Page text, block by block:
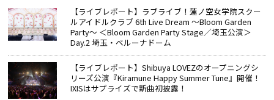
【ライブレポート】ラブライブ！蓮ノ空女学院スクー
ルアイドルクラブ 6th Live Dream ～Bloom Garden
Party～ ＜Bloom Garden Party Stage／埼玉公演＞
Day.2 埼玉・ベルーナドーム
【ライブレポート】Shibuya LOVEZのオープニングシ
リーズ公演『Kiramune Happy Summer Tune』開催！
IXISはサプライズで新曲初披露！